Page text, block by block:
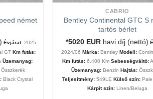
német
Évjárat: 2025
GTKm futás:
Üzemanyag:
Black Crystal
CABRIO
Bentley Continental GTC S
tartós bérlet
*5020 EUR havi díj (nettó)
2024/06 Márka:Bentley Modell:
Km futás: 6.400 Km Sebességváltó:
Üzemanyag: BenzinHajtás:
Teljesítmény:549LE Külső szín:
Kárpit szín:Linen/Beluga